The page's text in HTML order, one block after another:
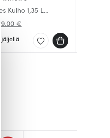
Kulho 1,35 L
49.00 €